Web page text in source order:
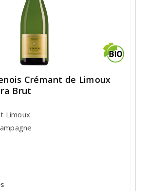
Crémant de Limoux
Brut
Limoux